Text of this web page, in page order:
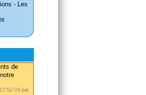
- Les
de
03 par